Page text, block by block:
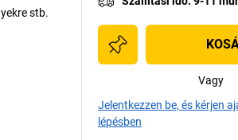
stb.
Vagy
Jelentkezzen be, és kérjen
lépésben